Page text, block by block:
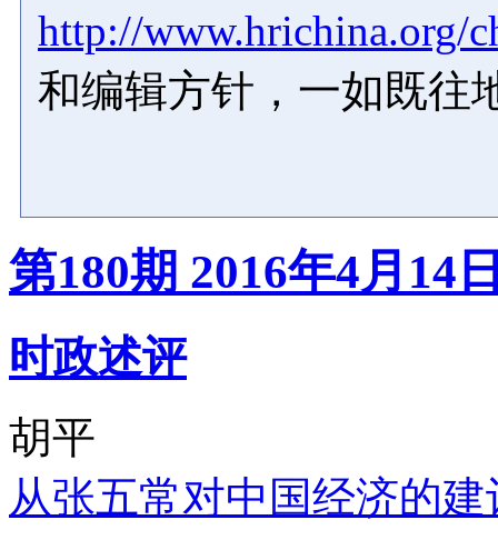
http://www.hrichina.org/
和编辑方针，一如既往
第180期 2016年4月14
时政述评
胡平
从张五常对中国经济的